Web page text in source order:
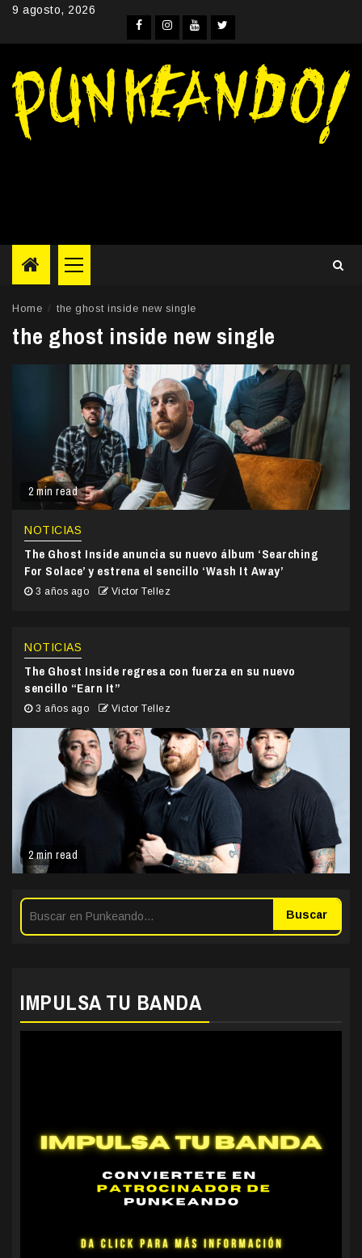
Skip9 agosto, 2026
Facebook
Instagram
YouTube
Twitter
Primary
Menu
Home the ghost inside new single
the ghost inside new single
2 min read
NOTICIAS
The Ghost Inside anuncia su nuevo álbum ‘Searching
For Solace’ y estrena el sencillo ‘Wash It Away’
3 años ago Victor Tellez
2 min read
NOTICIAS
The Ghost Inside regresa con fuerza en su nuevo
sencillo “Earn It”
3 años ago Victor Tellez
Buscar
IMPULSA TU BANDA